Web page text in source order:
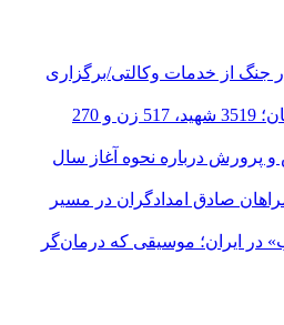
در جنگ از خدمات وکالتی/برگزاری
آمار شهدای جنگ رمضان؛ 3519 شهید، 517 زن و 270
پرورش درباره نحوه آغاز سال
صادق امدادگران در مسیر
در ایران؛ موسیقی که درمان‌گر